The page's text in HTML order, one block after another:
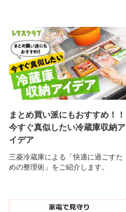
まとめ買い派にもおすすめ！！
今すぐ真似したい冷蔵庫収納ア
イデア
三菱冷蔵庫による「快適に過ごすた
めの整理術」をご紹介します。